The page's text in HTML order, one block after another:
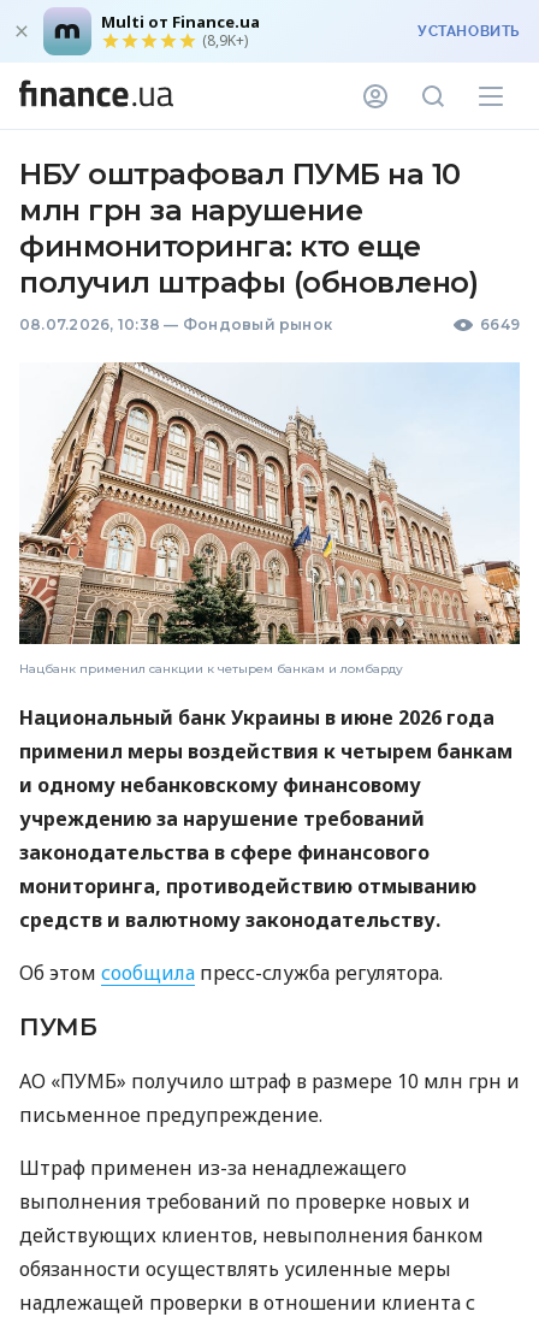
Multi от Finance.ua
(8,9K+) УСТАНОВИТЬ
НБУ оштрафовал ПУМБ на 10
млн грн за нарушение
финмониторинга: кто еще
получил штрафы (обновлено)
08.07.2026, 10:38 — Фондовый рынок 6649
Нацбанк применил санкции к четырем банкам и ломбарду
Национальный банк Украины в июне 2026 года
применил меры воздействия к четырем банкам
и одному небанковскому финансовому
учреждению за нарушение требований
законодательства в сфере финансового
мониторинга, противодействию отмыванию
средств и валютному законодательству.
Об этом сообщила пресс-служба регулятора.
ПУМБ
АО «ПУМБ» получило штраф в размере 10 млн грн и
письменное предупреждение.
Штраф применен из-за ненадлежащего
выполнения требований по проверке новых и
действующих клиентов, невыполнения банком
обязанности осуществлять усиленные меры
надлежащей проверки в отношении клиента с